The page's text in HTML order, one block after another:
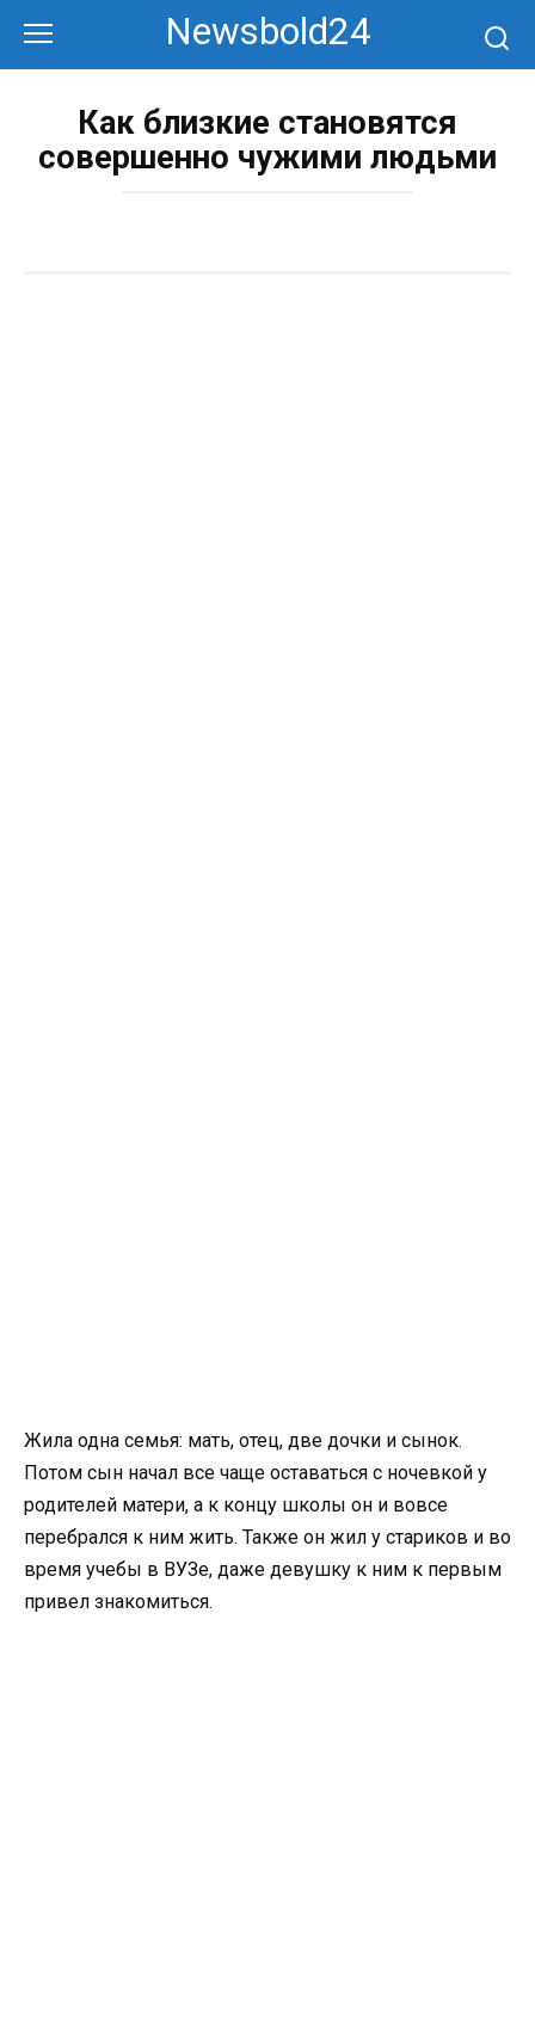
контенту
Newsbold24
Как близкие становятся
совершенно чужими людьми
Жила одна семья: мать, отец, две дочки и сынок.
Потом сын начал все чаще оставаться с ночевкой у
родителей матери, а к концу школы он и вовсе
перебрался к ним жить. Также он жил у стариков и во
время учебы в ВУЗе, даже девушку к ним к первым
привел знакомиться.